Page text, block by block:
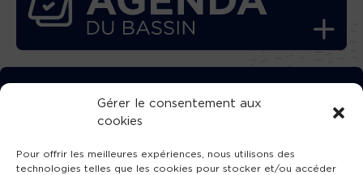
Gérer le consentement aux
cookies
Pour offrir les meilleures expériences, nous utilisons des
technologies telles que les cookies pour stocker et/ou accéder
TÉLÉCHARGEZ GRATUITEMENT
L’APPLICATION TVBA !